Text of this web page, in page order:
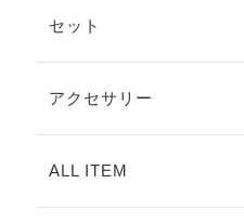
セット
アクセサリー
ALL ITEM